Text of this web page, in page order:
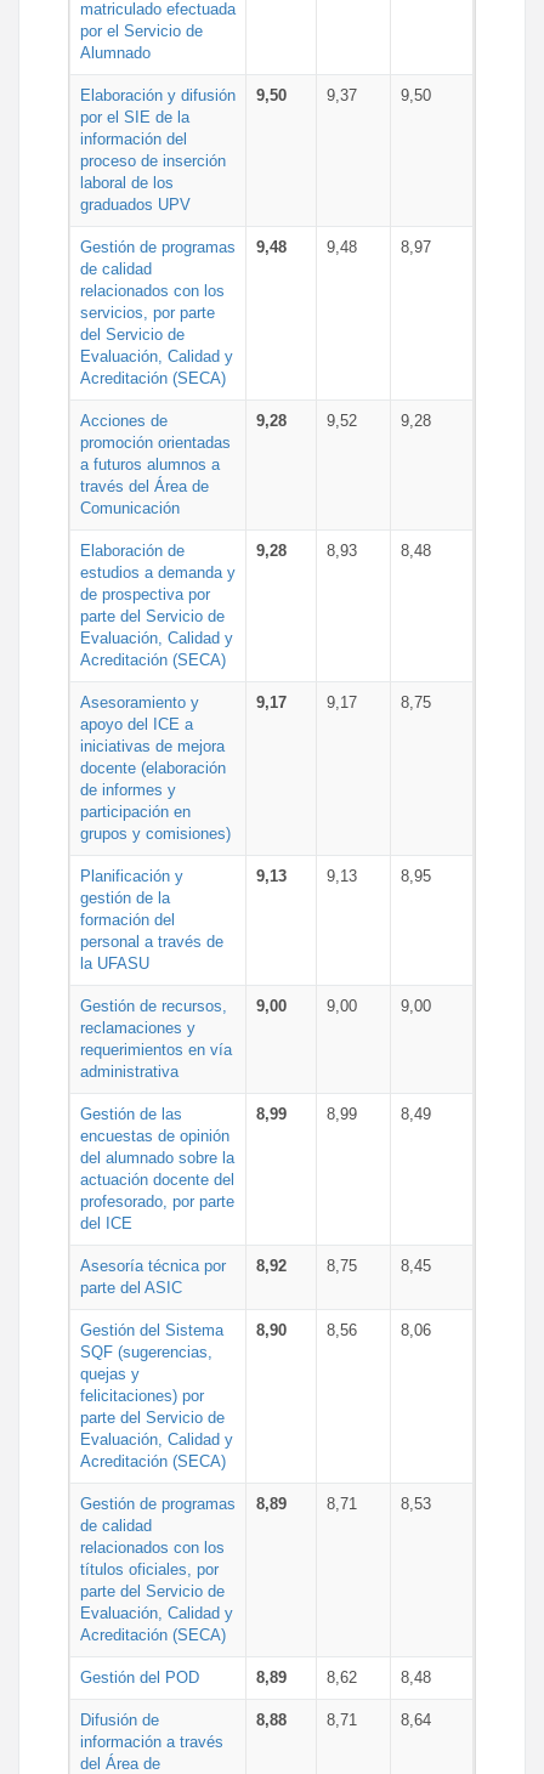
matriculado efectuada
por el Servicio de
Alumnado
Elaboración y difusión
por el SIE de la
información del
proceso de inserción
laboral de los
graduados UPV
9,50 9,37 9,50
Gestión de programas
de calidad
relacionados con los
servicios, por parte
del Servicio de
Evaluación, Calidad y
Acreditación (SECA)
9,48 9,48 8,97
Acciones de
promoción orientadas
a futuros alumnos a
través del Área de
Comunicación
9,28 9,52 9,28
Elaboración de
estudios a demanda y
de prospectiva por
parte del Servicio de
Evaluación, Calidad y
Acreditación (SECA)
9,28 8,93 8,48
Asesoramiento y
apoyo del ICE a
iniciativas de mejora
docente (elaboración
de informes y
participación en
grupos y comisiones)
9,17 9,17 8,75
Planificación y
gestión de la
formación del
personal a través de
la UFASU
9,13 9,13 8,95
Gestión de recursos,
reclamaciones y
requerimientos en vía
administrativa
9,00 9,00 9,00
Gestión de las
encuestas de opinión
del alumnado sobre la
actuación docente del
profesorado, por parte
del ICE
8,99 8,99 8,49
Asesoría técnica por
parte del ASIC
8,92 8,75 8,45
Gestión del Sistema
SQF (sugerencias,
quejas y
felicitaciones) por
parte del Servicio de
Evaluación, Calidad y
Acreditación (SECA)
8,90 8,56 8,06
Gestión de programas
de calidad
relacionados con los
títulos oficiales, por
parte del Servicio de
Evaluación, Calidad y
Acreditación (SECA)
8,89 8,71 8,53
Gestión del POD 8,89 8,62 8,48
Difusión de
información a través
del Área de
8,88 8,71 8,64